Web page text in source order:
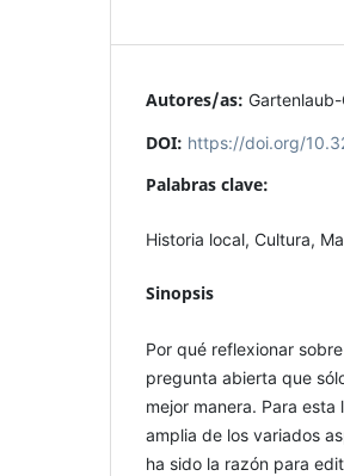
Autores/as:
DOI: https://doi.org/
Palabras clave:
Historia local, Cultura,
Sinopsis
Por qué reflexionar
pregunta abierta que
mejor manera. Para
amplia de los variados
ha sido la razón para